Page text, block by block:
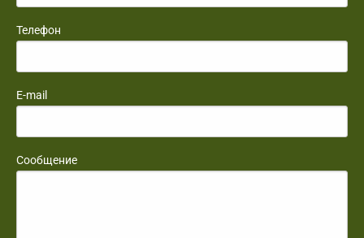
Телефон
E-mail
Сообщение